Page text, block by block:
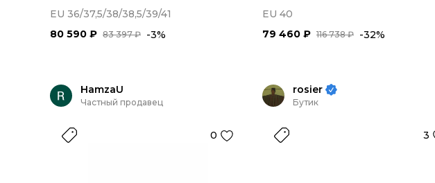
EU 36/37,5/38/38,5/39/41
83 397 ₽
80 590 ₽ -3%
EU 40
116 738 ₽
79 460 ₽ -32%
HamzaU
Частный продавец
0
rosier
Бутик
3